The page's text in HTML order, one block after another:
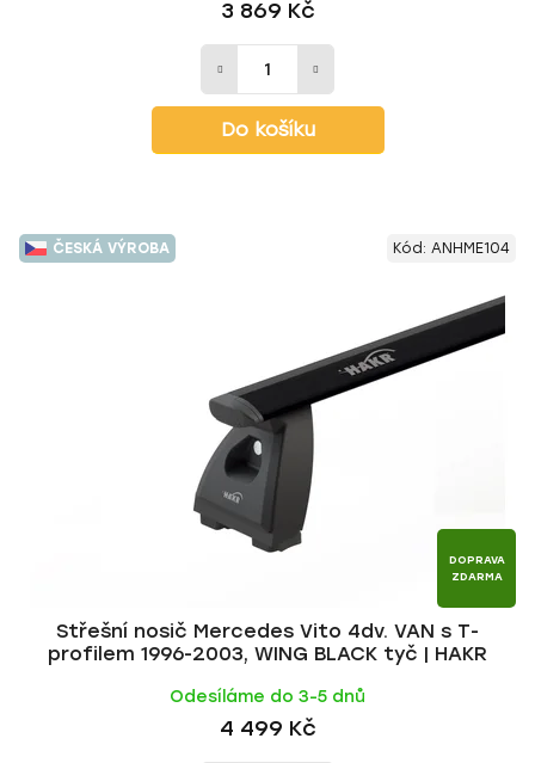
3 869 Kč
Do košíku
ČESKÁ VÝROBA
DOPRAVA
ZDARMA
Střešní nosič Mercedes Vito 4dv. VAN s T-
profilem 1996-2003, WING BLACK tyč | HAKR
Odesíláme do 3-5 dnů
4 499 Kč
Kód: ANHME104